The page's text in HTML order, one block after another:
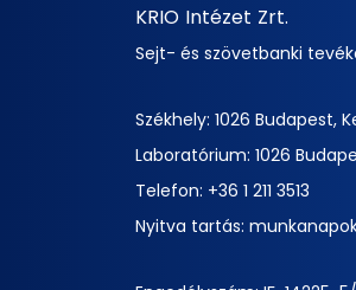
KRIO Intézet Zrt.
Sejt- és szövetbanki
Székhely: 1026 Budapest,
Laboratórium: 1026
Telefon: +36 1 211 3513
Nyitva tartás: